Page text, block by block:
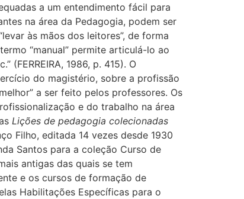
a um entendimento fácil para
na área da Pedagogia, podem ser
às mãos dos leitores”, de forma
“manual” permite articulá-lo ao
(FERREIRA, 1986, p. 415). O
do magistério, sobre a profissão
a ser feito pelos professores. Os
e do trabalho na área
Lições de pedagogia colecionadas
Filho, editada 14 vezes desde 1930
Santos para a coleção Curso de
antigas das quais se tem
e os cursos de formação de
Habilitações Específicas para o